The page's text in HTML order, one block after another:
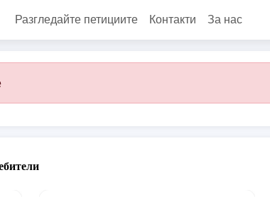
Разгледайте петициите Контакти За нас